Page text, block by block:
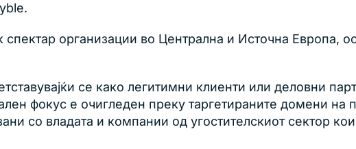
организации во Централна и Источна Европа,
се како легитимни клиенти или деловни
фокус е очигледен преку таргетираните домени на
со владата и компании од угостителскиот сектор